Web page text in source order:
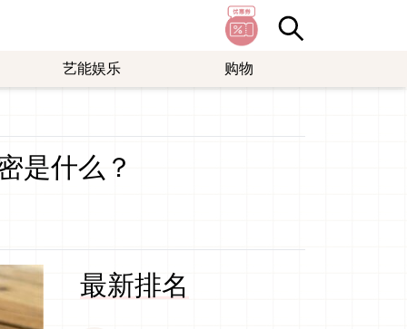
艺能娱乐 购物
是什么？
最新排名